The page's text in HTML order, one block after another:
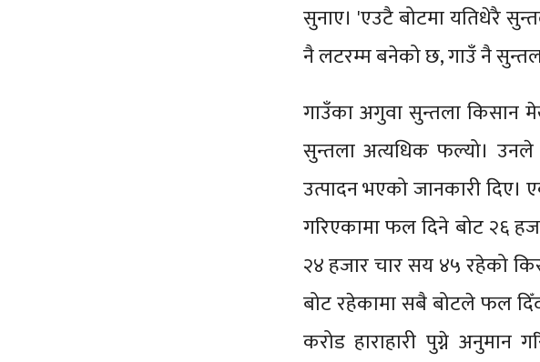
सुनाए। 'एउटै बोटमा यतिधेरै
नै लटरम्म बनेको छ, गाउँ नै
गाउँका अगुवा सुन्तला किसान
सुन्तला अत्यधिक फल्यो।
उत्पादन भएको जानकारी
गरिएकामा फल दिने बोट २६
२४ हजार चार सय ४५ रहेको
बोट रहेकामा सबै बोटले फल
करोड हाराहारी पुग्ने